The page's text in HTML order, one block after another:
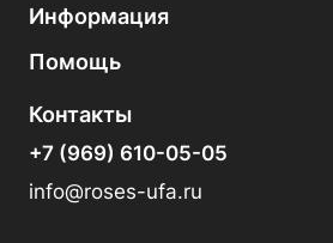
Информация
Помощь
Контакты
+7 (969) 610-05-05
info@roses-ufa.ru